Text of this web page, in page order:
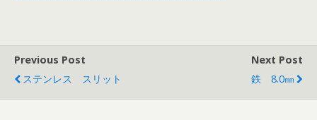
Previous Post
ステンレス スリット
Next Post
鉄 8.0㎜